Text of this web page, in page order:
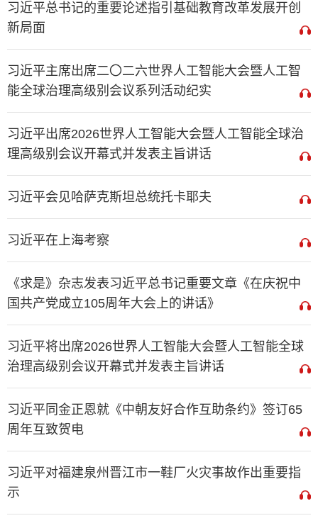
习近平总书记的重要论述指引基础教育改革发展开创
新局面
习近平主席出席二〇二六世界人工智能大会暨人工智
能全球治理高级别会议系列活动纪实
习近平出席2026世界人工智能大会暨人工智能全球治
理高级别会议开幕式并发表主旨讲话
习近平会见哈萨克斯坦总统托卡耶夫
习近平在上海考察
《求是》杂志发表习近平总书记重要文章《在庆祝中
国共产党成立105周年大会上的讲话》
习近平将出席2026世界人工智能大会暨人工智能全球
治理高级别会议开幕式并发表主旨讲话
习近平同金正恩就《中朝友好合作互助条约》签订65
周年互致贺电
习近平对福建泉州晋江市一鞋厂火灾事故作出重要指
示